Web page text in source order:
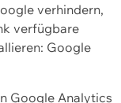
verhindern,
verfügbare
Google
Google Analytics